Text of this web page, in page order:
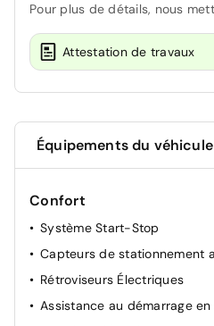
Pour plus de détails, nous
Attestation de travaux
Équipements du véhicule
Confort
Système Start-Stop
Capteurs de stationnement
Rétroviseurs Électriques
Assistance au démarrage